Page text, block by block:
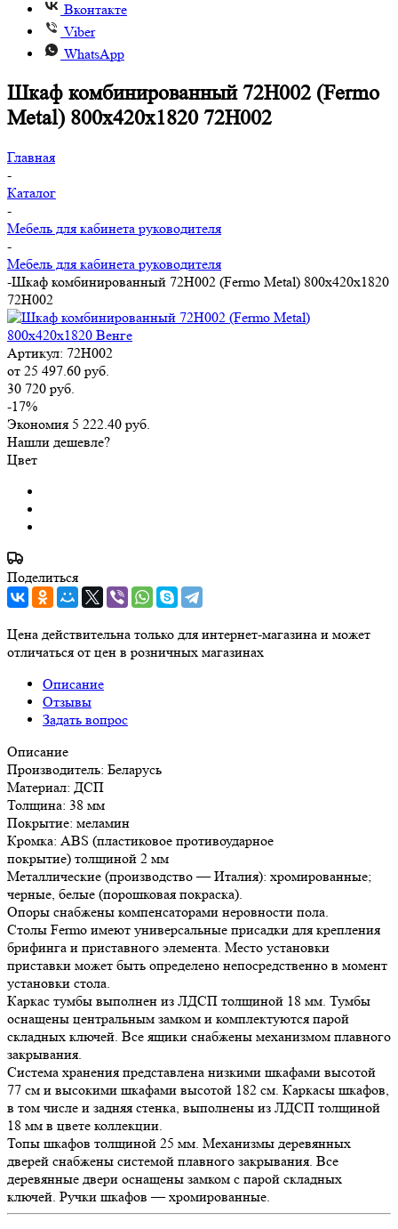
Вконтакте
Viber
WhatsApp
Шкаф комбинированный 72H002 (Fermo
Metal) 800x420x1820 72H002
Главная
-
Каталог
-
Мебель для кабинета руководителя
-
Мебель для кабинета руководителя
-Шкаф комбинированный 72H002 (Fermo Metal) 800x420x1820
72H002
Артикул: 72H002
от 25 497.60 руб.
30 720 руб.
-17%
Экономия 5 222.40 руб.
Нашли дешевле?
Цвет
Поделиться
Цена действительна только для интернет-магазина и может
отличаться от цен в розничных магазинах
Описание
Отзывы
Задать вопрос
Описание
Производитель: Беларусь
Материал: ДСП
Толщина: 38 мм
Покрытие: меламин
Кромка: ABS (пластиковое противоударное
покрытие) толщиной 2 мм
Металлические (производство — Италия): хромированные;
черные, белые (порошковая покраска).
Опоры снабжены компенсаторами неровности пола.
Столы Fermo имеют универсальные присадки для крепления
брифинга и приставного элемента. Место установки
приставки может быть определено непосредственно в момент
установки стола.
Каркас тумбы выполнен из ЛДСП толщиной 18 мм. Тумбы
оснащены центральным замком и комплектуются парой
складных ключей. Все ящики снабжены механизмом плавного
закрывания.
Система хранения представлена низкими шкафами высотой
77 см и высокими шкафами высотой 182 см. Каркасы шкафов,
в том числе и задняя стенка, выполнены из ЛДСП толщиной
18 мм в цвете коллекции.
Топы шкафов толщиной 25 мм. Механизмы деревянных
дверей снабжены системой плавного закрывания. Все
деревянные двери оснащены замком с парой складных
ключей. Ручки шкафов — хромированные.